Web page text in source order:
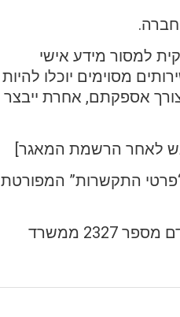
למסור מידע אישי
מסוימים יוכלו להיות
אספקתם, אחרת ייבצר
לאחר הרשמת המאגר]
התקשרות” המפורטת
החברה פועלת ברישיון קבלן כוח אדם מספר 2327 ממשרד